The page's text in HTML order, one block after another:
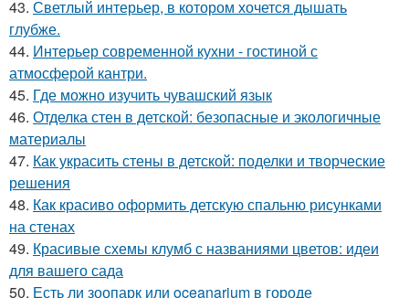
43. Светлый интерьер, в котором хочется дышать
глубже.
44. Интерьер современной кухни - гостиной с
атмосферой кантри.
45. Где можно изучить чувашский язык
46. Отделка стен в детской: безопасные и экологичные
материалы
47. Как украсить стены в детской: поделки и творческие
решения
48. Как красиво оформить детскую спальню рисунками
на стенах
49. Красивые схемы клумб с названиями цветов: идеи
для вашего сада
50. Есть ли зоопарк или oceanarium в городе